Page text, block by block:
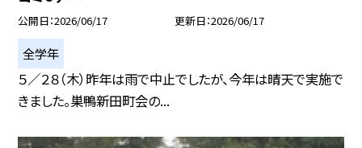
公開日 2026/06/17 更新日 2026/06/17
全学年
５／２８（木）昨年は雨で中止でしたが、今年は晴天で実施で
きました。巣鴨新田町会の...